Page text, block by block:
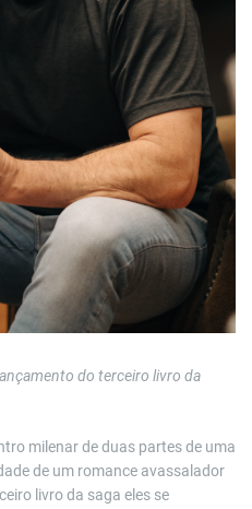
do terceiro livro da
milenar de duas partes de uma
de um romance avassalador
livro da saga eles se